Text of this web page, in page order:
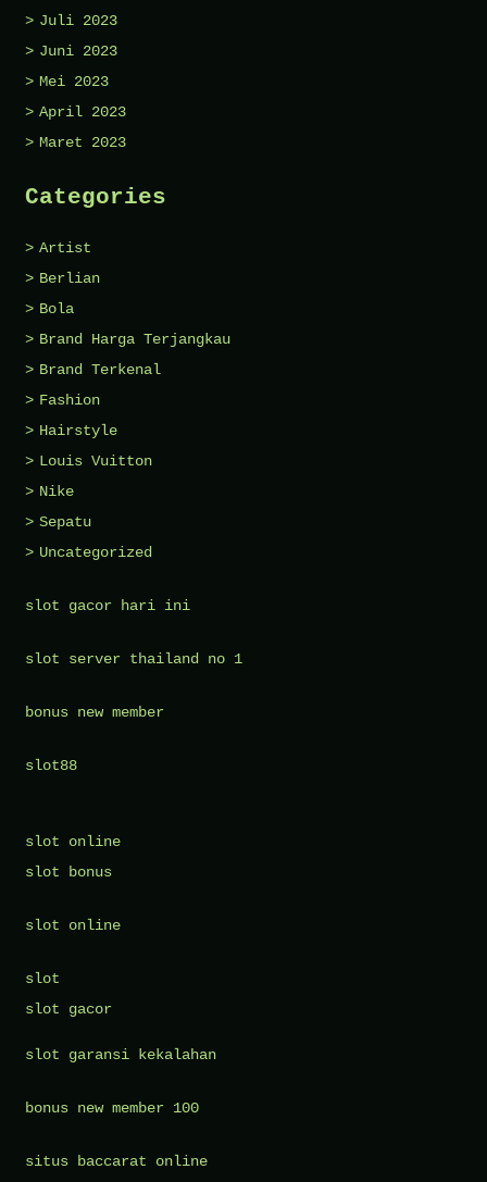
Juli 2023
Juni 2023
Mei 2023
April 2023
Maret 2023
Categories
Artist
Berlian
Bola
Brand Harga Terjangkau
Brand Terkenal
Fashion
Hairstyle
Louis Vuitton
Nike
Sepatu
Uncategorized
slot gacor hari ini
slot server thailand no 1
bonus new member
slot88
slot online
slot bonus
slot online
slot
slot gacor
slot garansi kekalahan
bonus new member 100
situs baccarat online